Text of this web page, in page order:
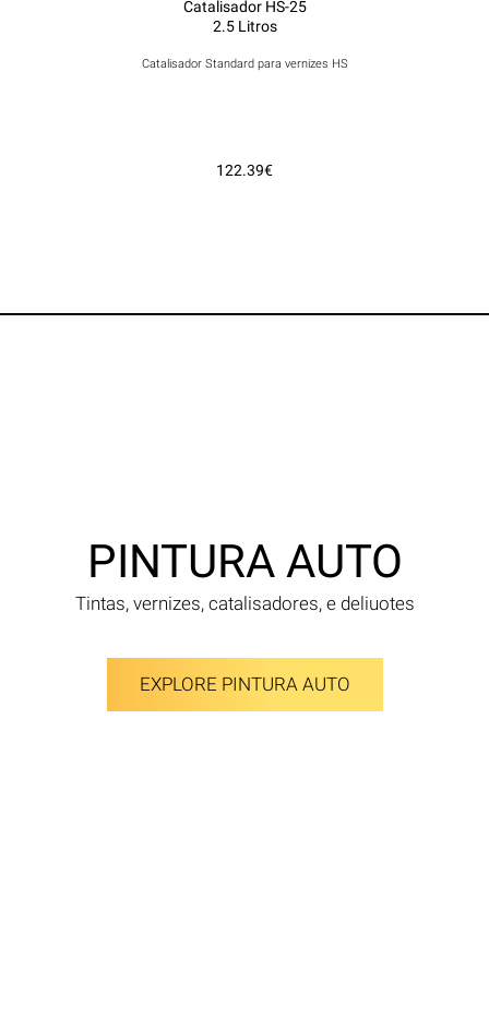
Catalisador HS-25
2.5 Litros
Catalisador Standard para vernizes HS
122.39€
PINTURA AUTO
Tintas, vernizes, catalisadores, e deliuotes
EXPLORE PINTURA AUTO